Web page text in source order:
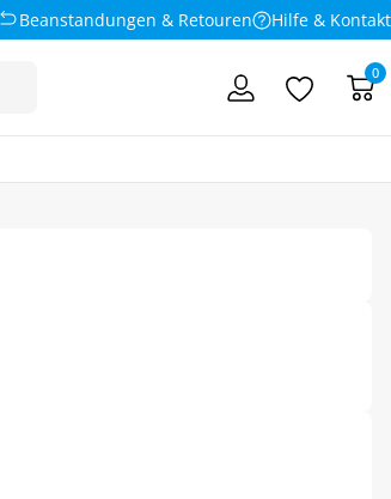
Beanstandungen & Retouren Hilfe & Kontakt
0